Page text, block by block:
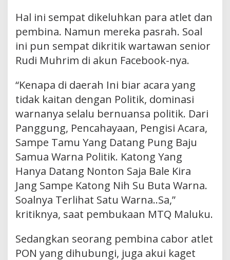
Hal ini sempat dikeluhkan para atlet dan
pembina. Namun mereka pasrah. Soal
ini pun sempat dikritik wartawan senior
Rudi Muhrim di akun Facebook-nya.
“Kenapa di daerah Ini biar acara yang
tidak kaitan dengan Politik, dominasi
warnanya selalu bernuansa politik. Dari
Panggung, Pencahayaan, Pengisi Acara,
Sampe Tamu Yang Datang Pung Baju
Samua Warna Politik. Katong Yang
Hanya Datang Nonton Saja Bale Kira
Jang Sampe Katong Nih Su Buta Warna.
Soalnya Terlihat Satu Warna..Sa,”
kritiknya, saat pembukaan MTQ Maluku.
Sedangkan seorang pembina cabor atlet
PON yang dihubungi, juga akui kaget